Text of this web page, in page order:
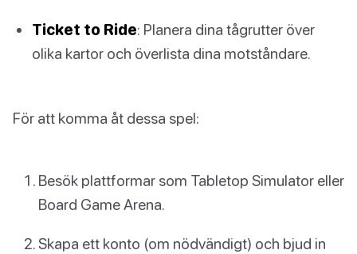
Ticket to Ride: Planera dina tågrutter över
olika kartor och överlista dina motståndare.
För att komma åt dessa spel:
Besök plattformar som Tabletop Simulator eller
Board Game Arena.
Skapa ett konto (om nödvändigt) och bjud in